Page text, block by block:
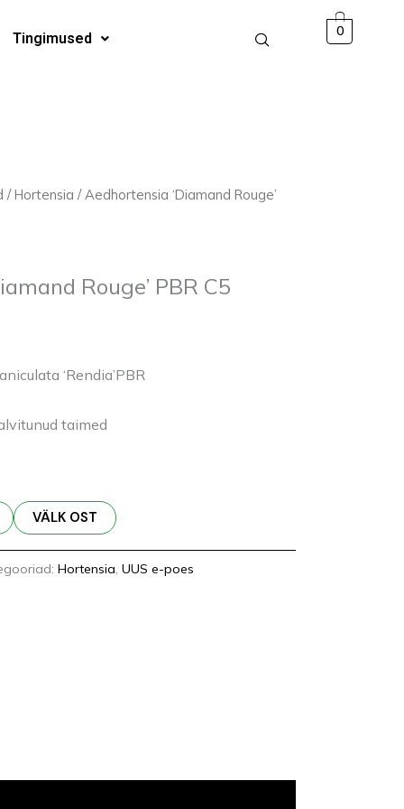
Tingimused 0
/Hortensia / Aedhortensia ‘Diamand Rouge’
Rouge’ PBR C5
€.
‘Rendia’PBR
taimed
VÄLK OST
Hortensia,UUS e-poes
C5